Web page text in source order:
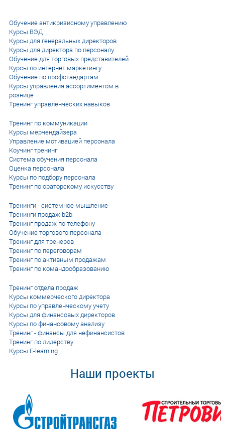
Обучение антикризисному управлению
Курсы ВЭД
Курсы для генеральных директоров
Курсы для директора по персоналу
Обучение для торговых представителей
Курсы по интернет маркетингу
Обучение по профстандартам
Курсы управления ассортиментом в
рознице
Тренинг управленческих навыков
Тренинг по коммуникации
Курсы мерчендайзера
Управление мотивацией персонала
Коучинг тренинг
Система обучения персонала
Оценка персонала
Курсы по подбору персонала
Тренинг по ораторскому искусству
Тренинги - системное мышление
Тренинги продаж b2b
Тренинг продаж по телефону
Обучение торгового персонала
Тренинг для тренеров
Тренинг по переговорам
Тренинг по активным продажам
Тренинг по командообразованию
Тренинг отдела продаж
Курсы коммерческого директора
Курсы по управленческому учету
Курсы для финансовых директоров
Курсы по финансовому анализу
Тренинг - финансы для нефинансистов
Тренинг по лидерству
Курсы E-learning
Наши проекты